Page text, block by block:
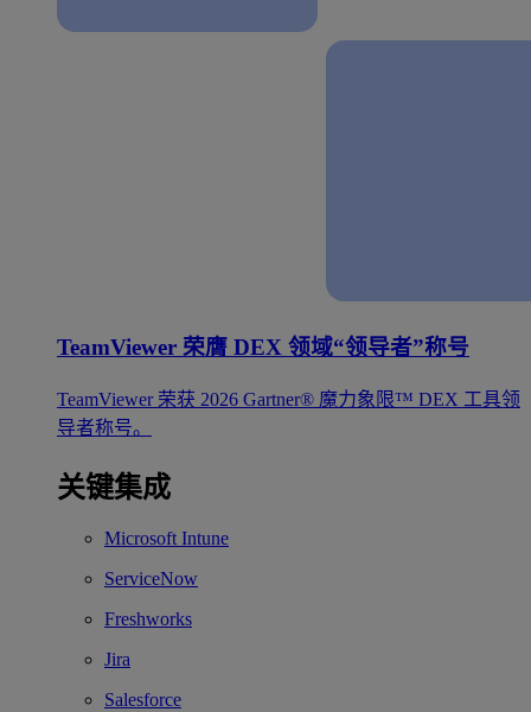
TeamViewer 荣膺 DEX 领域“领导者”称号
TeamViewer 荣获 2026 Gartner® 魔力象限™ DEX 工具领
导者称号。
关键集成
Microsoft Intune
ServiceNow
Freshworks
Jira
Salesforce